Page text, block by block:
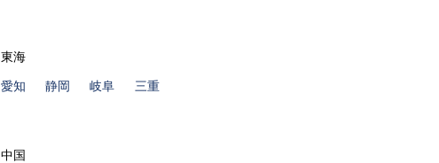
東海
愛知 静岡 岐阜 三重
中国